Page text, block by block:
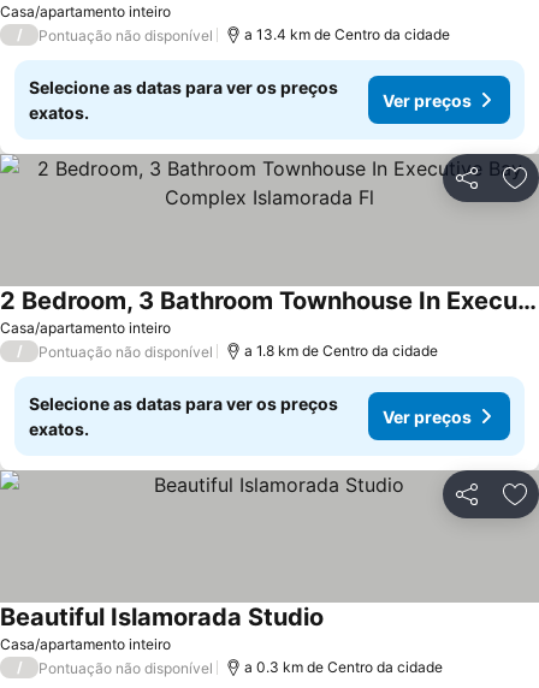
Casa/apartamento inteiro
/ Pontuação não disponível a 13.4 km de Centro da cidade
Selecione as datas para ver os preços
exatos.
Ver preços
Partilhar
Casa/apartamento inteiro
2 Bedroom, 3 Bathroom Townhouse In Executive Bay Complex Islamorada Fl
/ Pontuação não disponível a 1.8 km de Centro da cidade
Selecione as datas para ver os preços
exatos.
Ver preços
Partilhar
Casa/apartamento inteiro
Beautiful Islamorada Studio
/ Pontuação não disponível a 0.3 km de Centro da cidade